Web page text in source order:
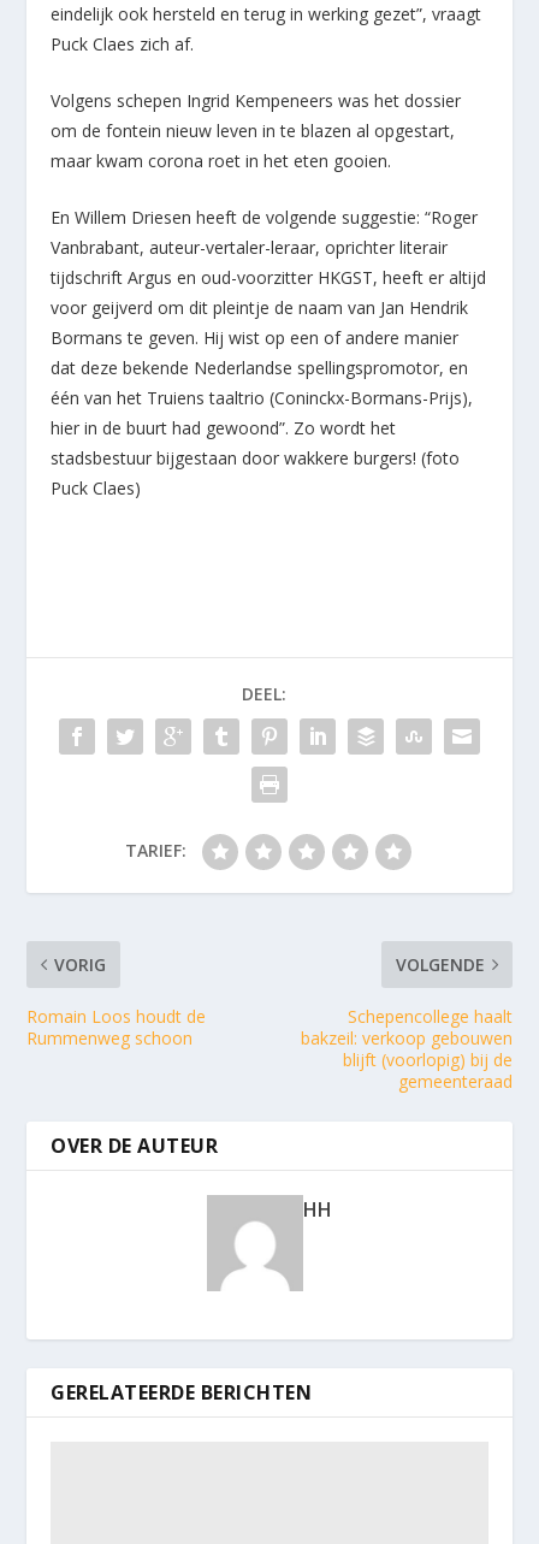
eindelijk ook hersteld en terug in werking gezet”, vraagt
Puck Claes zich af.
Volgens schepen Ingrid Kempeneers was het dossier
om de fontein nieuw leven in te blazen al opgestart,
maar kwam corona roet in het eten gooien.
En Willem Driesen heeft de volgende suggestie: “Roger
Vanbrabant, auteur-vertaler-leraar, oprichter literair
tijdschrift Argus en oud-voorzitter HKGST, heeft er altijd
voor geijverd om dit pleintje de naam van Jan Hendrik
Bormans te geven. Hij wist op een of andere manier
dat deze bekende Nederlandse spellingspromotor, en
één van het Truiens taaltrio (Coninckx-Bormans-Prijs),
hier in de buurt had gewoond”. Zo wordt het
stadsbestuur bijgestaan door wakkere burgers! (foto
Puck Claes)
DEEL:
TARIEF:
VORIG
Romain Loos houdt de
Rummenweg schoon
VOLGENDE
Schepencollege haalt
bakzeil: verkoop gebouwen
blijft (voorlopig) bij de
gemeenteraad
OVER DE AUTEUR
HH
GERELATEERDE BERICHTEN